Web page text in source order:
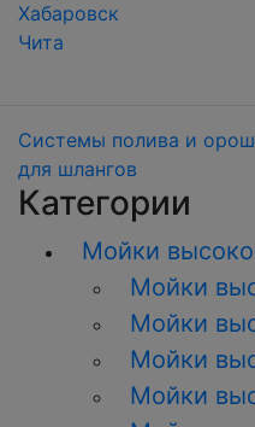
Хабаровск
Чита
Системы полива и
для шлангов
Категории
Мойки
Мойки
Мойки
Мойки
Мойки